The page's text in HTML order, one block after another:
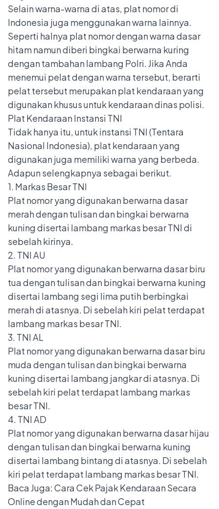
Selain warna-warna di atas, plat nomor di
Indonesia juga menggunakan warna lainnya.
Seperti halnya plat nomor dengan warna dasar
hitam namun diberi bingkai berwarna kuring
dengan tambahan lambang Polri. Jika Anda
menemui pelat dengan warna tersebut, berarti
pelat tersebut merupakan plat kendaraan yang
digunakan khusus untuk kendaraan dinas polisi.
Plat Kendaraan Instansi TNI
Tidak hanya itu, untuk instansi TNI (Tentara
Nasional Indonesia), plat kendaraan yang
digunakan juga memiliki warna yang berbeda.
Adapun selengkapnya sebagai berikut.
1. Markas Besar TNI
Plat nomor yang digunakan berwarna dasar
merah dengan tulisan dan bingkai berwarna
kuning disertai lambang markas besar TNI di
sebelah kirinya.
2. TNI AU
Plat nomor yang digunakan berwarna dasar biru
tua dengan tulisan dan bingkai berwarna kuning
disertai lambang segi lima putih berbingkai
merah di atasnya. Di sebelah kiri pelat terdapat
lambang markas besar TNI.
3. TNI AL
Plat nomor yang digunakan berwarna dasar biru
muda dengan tulisan dan bingkai berwarna
kuning disertai lambang jangkar di atasnya. Di
sebelah kiri pelat terdapat lambang markas
besar TNI.
4. TNI AD
Plat nomor yang digunakan berwarna dasar hijau
dengan tulisan dan bingkai berwarna kuning
disertai lambang bintang di atasnya. Di sebelah
kiri pelat terdapat lambang markas besar TNI.
Baca Juga:Cara Cek Pajak Kendaraan Secara
Online dengan Mudah dan Cepat